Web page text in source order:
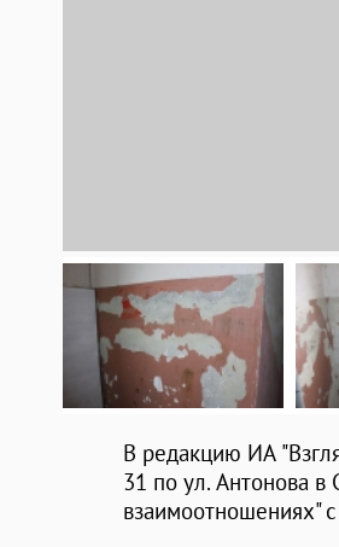
В редакцию ИА
31 по ул. Антонова в
взаимоотношениях"